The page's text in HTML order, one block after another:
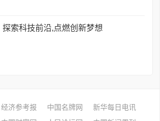
探索科技前沿,点燃创新梦想
经济参考报 中国名牌网
新华每日电讯